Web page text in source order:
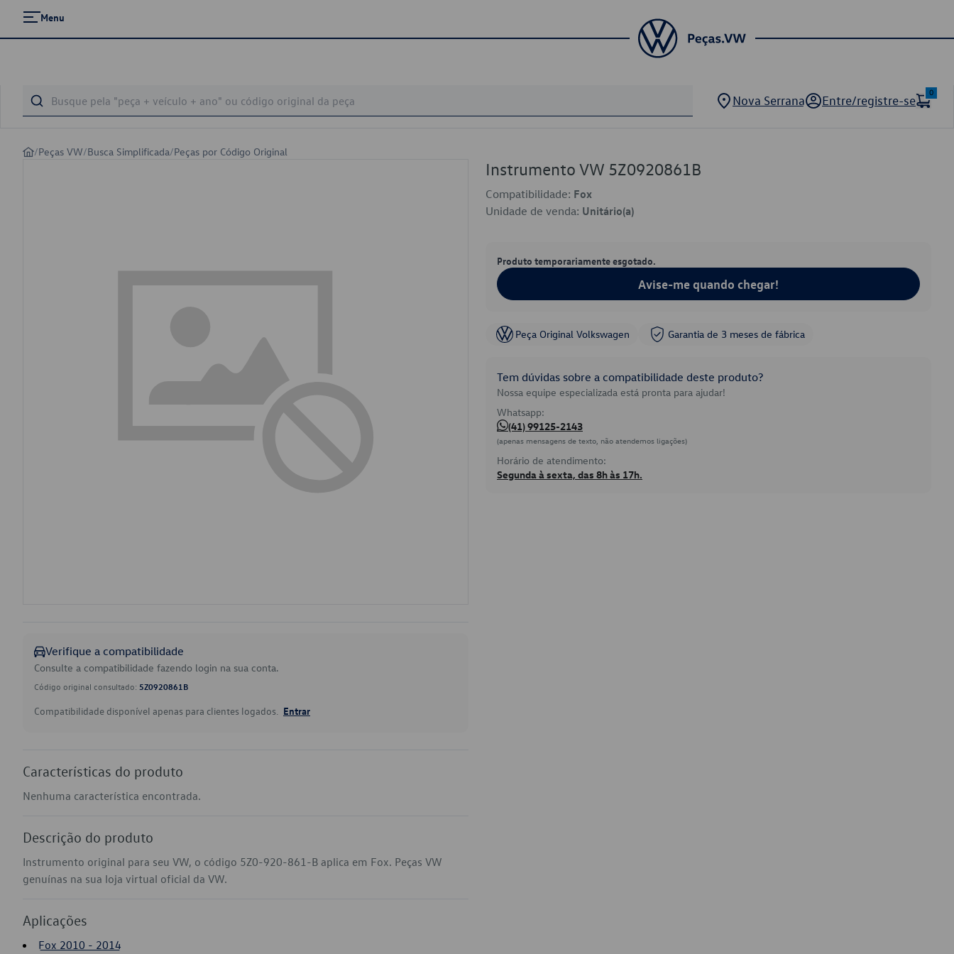
Menu
Nova Serrana Entre/registre-se
0
/Peças VW/Busca Simplificada/Peças por Código Original
Verifique a compatibilidade
Consulte a compatibilidade fazendo login na sua conta.
Código original consultado: 5Z0920861B
Compatibilidade disponível apenas para clientes logados. Entrar
Características do produto
Nenhuma característica encontrada.
Descrição do produto
Instrumento original para seu VW, o código 5Z0-920-861-B aplica em Fox. Peças VW
genuínas na sua loja virtual oficial da VW.
Aplicações
Fox 2010 - 2014
Instrumento VW 5Z0920861B
Compatibilidade: Fox
Unidade de venda: Unitário(a)
Produto temporariamente esgotado.
Avise-me quando chegar!
Peça Original Volkswagen Garantia de 3 meses de fábrica
Tem dúvidas sobre a compatibilidade deste produto?
Nossa equipe especializada está pronta para ajudar!
Whatsapp:
(41) 99125-2143
(apenas mensagens de texto, não atendemos ligações)
Horário de atendimento:
Segunda à sexta, das 8h às 17h.